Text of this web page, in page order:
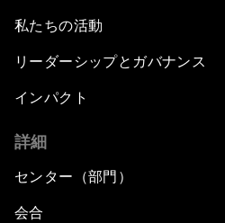
私たちの活動
リーダーシップとガバナンス
インパクト
詳細
センター（部門）
会合